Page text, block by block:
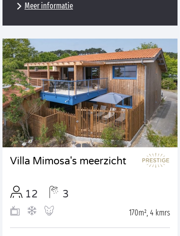
Meer informatie
Villa Mimosa's meerzicht
12 3
170m², 4 kmrs